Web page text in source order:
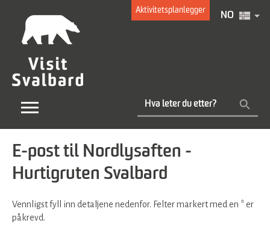
Aktivitetsplanlegger
NO
E-post til Nordlysaften -
Hurtigruten Svalbard
Vennligst fyll inn detaljene nedenfor. Felter markert med en * er
påkrevd.